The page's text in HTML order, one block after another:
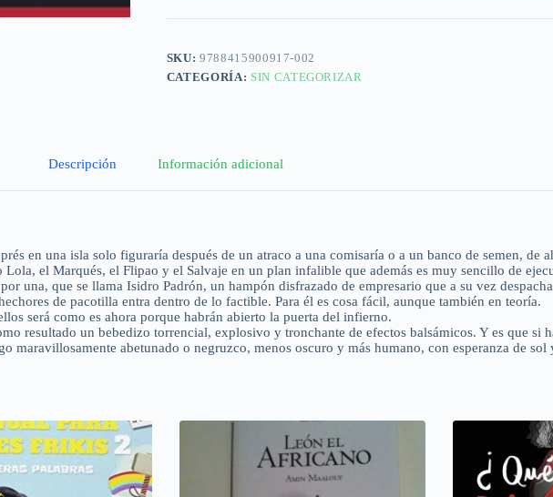
SKU:9788415900917-002
CATEGORÍA: SIN CATEGORIZAR
Descripción Información adicional
en una isla solo figuraría después de un atraco a una comisaría o a un banco de semen, de
el Marqués, el Flipao y el Salvaje en un plan infalible que además es muy sencillo de
una, que se llama Isidro Padrón, un hampón disfrazado de empresario que a su vez
de pacotilla entra dentro de lo factible. Para él es cosa fácil, aunque también en teoría.
será como es ahora porque habrán abierto la puerta del infierno.
resultado un bebedizo torrencial, explosivo y tronchante de efectos balsámicos. Y es que si
maravillosamente abetunado o negruzco, menos oscuro y más humano, con esperanza de